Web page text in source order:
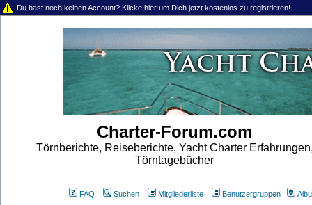
Du hast noch keinen Account? Klicke hier um Dich jetzt kostenlos zu registrieren!
Charter-Forum.com
Törnberichte, Reiseberichte, Yacht Charter
Törntagebücher
FAQ Suchen Mitgliederliste Benutzergruppen